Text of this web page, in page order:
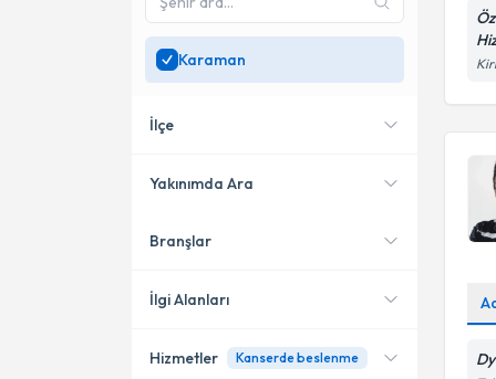
SadeceKaraman
bölgesinde uzman ara
Karaman
İlçe
Merkez
Yakınımda Ara
Konumuma yakın uzmanları
Branşlar
Diyetisyen
İlgi Alanları
Hizmetler Kanserde beslenme